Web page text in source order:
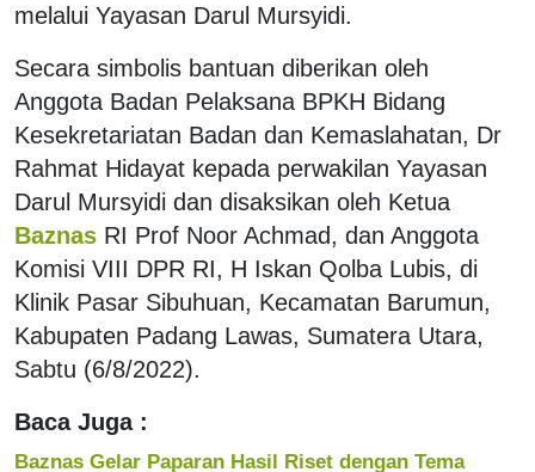
melalui Yayasan Darul Mursyidi.
Secara simbolis bantuan diberikan oleh
Anggota Badan Pelaksana BPKH Bidang
Kesekretariatan Badan dan Kemaslahatan, Dr
Rahmat Hidayat kepada perwakilan Yayasan
Darul Mursyidi dan disaksikan oleh Ketua
Baznas RI Prof Noor Achmad, dan Anggota
Komisi VIII DPR RI, H Iskan Qolba Lubis, di
Klinik Pasar Sibuhuan, Kecamatan Barumun,
Kabupaten Padang Lawas, Sumatera Utara,
Sabtu (6/8/2022).
Baca Juga :
Baznas Gelar Paparan Hasil Riset dengan Tema